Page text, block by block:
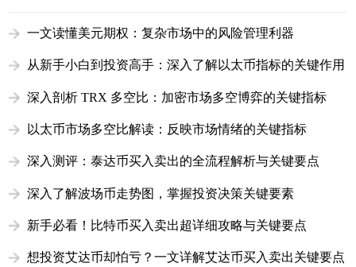
一文读懂美元期权：复杂市场中的风险管理利器
从新手小白到投资高手：深入了解以太币指标的关键作用
深入剖析 TRX 多空比：加密市场多空博弈的关键指标
以太币市场多空比解读：反映市场情绪的关键指标
深入测评：泰达币买入卖出的全流程解析与关键要点
深入了解波场币走势图，掌握投资决策关键要素
新手必看！比特币买入卖出超详细攻略与关键要点
想投资艾达币却怕亏？一文详解艾达币买入卖出关键要点